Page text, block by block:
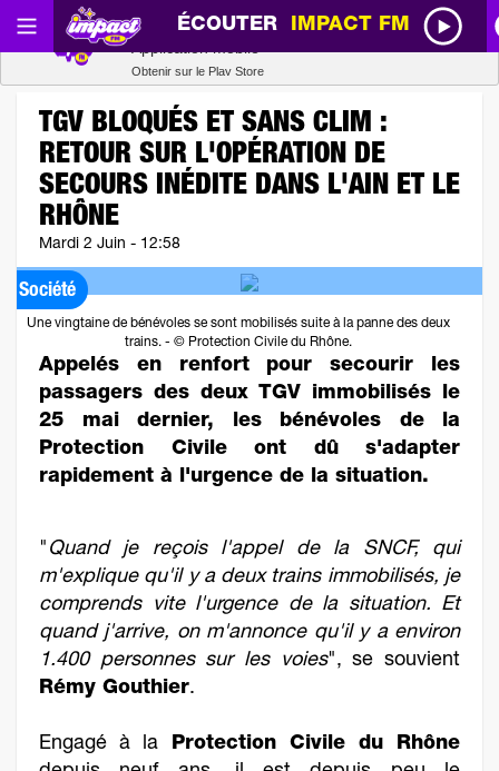
ÉCOUTER IMPACT FM
TGV BLOQUÉS ET SANS CLIM :
RETOUR SUR L'OPÉRATION DE
SECOURS INÉDITE DANS L'AIN ET LE
RHÔNE
Mardi 2 Juin - 12:58
Société
Une vingtaine de bénévoles se sont mobilisés suite à la panne des deux
trains. - © Protection Civile du Rhône.
Appelés en renfort pour secourir les
passagers des deux TGV immobilisés le
25 mai dernier, les bénévoles de la
Protection Civile ont dû s'adapter
rapidement à l'urgence de la situation.
" Quand je reçois l'appel de la SNCF, qui
m'explique qu'il y a deux trains immobilisés, je
comprends vite l'urgence de la situation. Et
quand j'arrive, on m'annonce qu'il y a environ
1.400 personnes sur les voies", se souvient
Rémy Gouthier.
Engagé à la Protection Civile du Rhône
Radio SCOOP
Obtenir sur le Play Store
Télécharger